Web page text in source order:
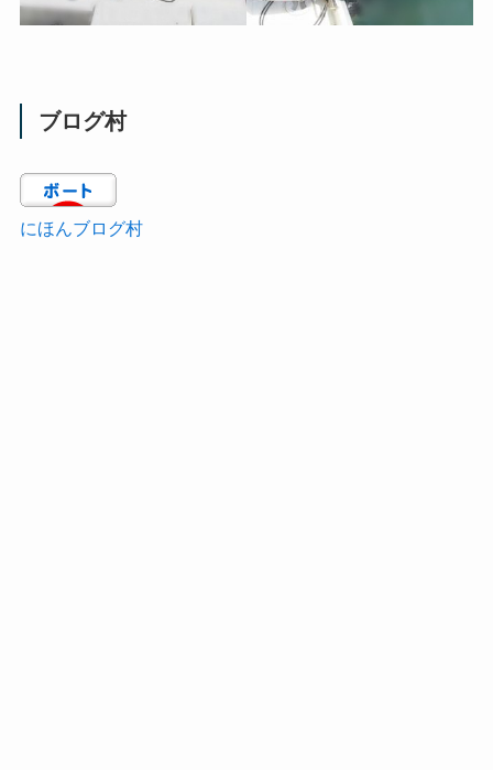
ブログ村
にほんブログ村